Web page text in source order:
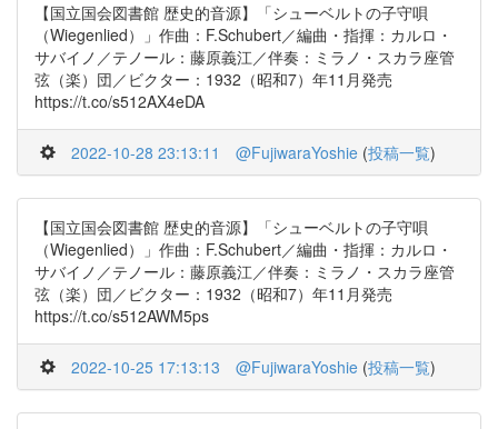
【国立国会図書館 歴史的音源】「シューベルトの子守唄
（Wiegenlied）」作曲：F.Schubert／編曲・指揮：カルロ・
サバイノ／テノール：藤原義江／伴奏：ミラノ・スカラ座管
弦（楽）団／ビクター：1932（昭和7）年11月発売
https://t.co/s512AX4eDA
2022-10-28 23:13:11 @FujiwaraYoshie (投稿一覧)
【国立国会図書館 歴史的音源】「シューベルトの子守唄
（Wiegenlied）」作曲：F.Schubert／編曲・指揮：カルロ・
サバイノ／テノール：藤原義江／伴奏：ミラノ・スカラ座管
弦（楽）団／ビクター：1932（昭和7）年11月発売
https://t.co/s512AWM5ps
2022-10-25 17:13:13 @FujiwaraYoshie (投稿一覧)